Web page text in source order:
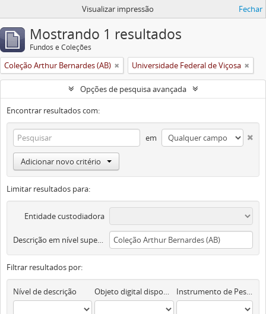
Visualizar impressão Fechar
Mostrando 1 resultados
Fundos e Coleções
Coleção Arthur Bernardes (AB) Universidade Federal de Viçosa
Opções de pesquisa avançada
Encontrar resultados com:
em
Adicionar novo critério
Limitar resultados para:
Entidade custodiadora
Descrição em nível superior
Filtrar resultados por:
Nível de descrição Objeto digital disponível Instrumento de Pesquisa